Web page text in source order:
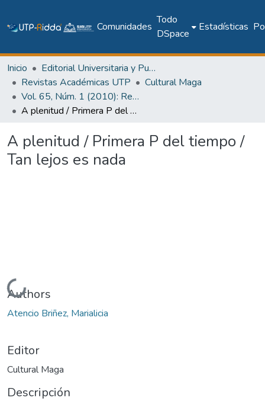
Comunidades
Todo
DSpace
Estadísticas
Inicio
Editorial Universitaria y Publicaciones Seriadas
Revistas Académicas UTP
Cultural Maga
Vol. 65, Núm. 1 (2010): Revista Maga
A plenitud / Primera P del tiempo / Tan lejos es nada
A plenitud / Primera P del tiempo /
Tan lejos es nada
Cargando...
Authors
Atencio Briñez, Marialicia
Editor
Cultural Maga
Descripción